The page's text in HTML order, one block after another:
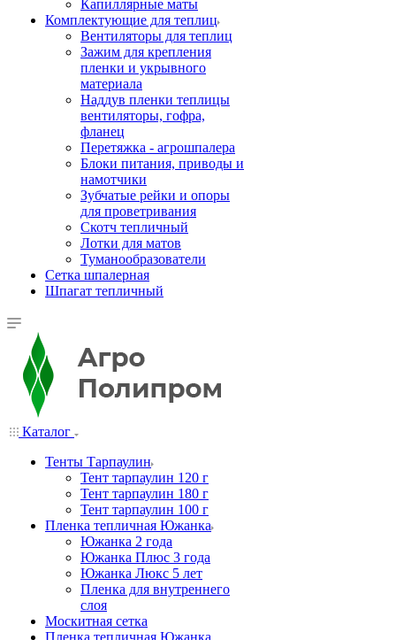
Капиллярные маты
Комплектующие для теплиц
Вентиляторы для теплиц
Зажим для крепления
пленки и укрывного
материала
Наддув пленки теплицы
вентиляторы, гофра,
фланец
Перетяжка - агрошпалера
Блоки питания, приводы и
намотчики
Зубчатые рейки и опоры
для проветривания
Скотч тепличный
Лотки для матов
Туманообразователи
Сетка шпалерная
Шпагат тепличный
Каталог
Тенты Тарпаулин
Тент тарпаулин 120 г
Тент тарпаулин 180 г
Тент тарпаулин 100 г
Пленка тепличная Южанка
Южанка 2 года
Южанка Плюс 3 года
Южанка Люкс 5 лет
Пленка для внутреннего
слоя
Москитная сетка
Пленка тепличная Южанка